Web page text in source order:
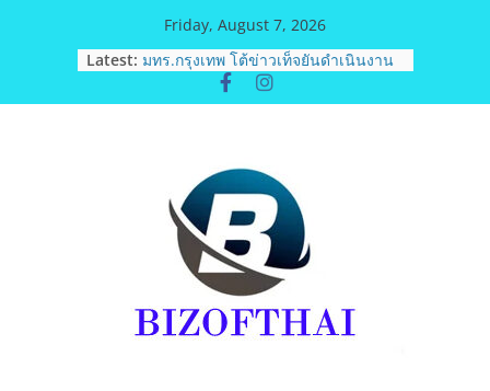
Friday, August 7, 2026
Latest: มทร.กรุงเทพ โต้ข่าวเท็จยันดำเนินงาน
ตามธรรมาภิบาล แจงชัด MOU–
หลักสูตร–วีซ่าถูกต้องตามกฎหมาย พร้อม
รายการ คอนติเนนทัล ฟุตซอล
แชมเปี้ยนชิพ 2026
ททท. เดินหน้ารุกตลาด Corporate
Travel ดึงเอเย่นต์กว่า 52 บริษัท ทดสอบ
เส้นทางท่องเที่ยว Corporate ยกระดับ
ภาคตะวันออกสู่จุดหมายปลายทาง
คุณภาพ
ททท. ต้อนรับเที่ยวบินปฐมฤกษ์สายการ
บิน TransNusa Airlines เส้นทาง